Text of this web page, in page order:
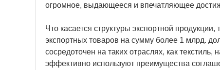
огромное, выдающееся и впечатляющее
Что касается структуры экспортной
экспортных товаров на сумму более 1 млрд.
сосредоточен на таких отраслях, как
эффективно используют преимущества